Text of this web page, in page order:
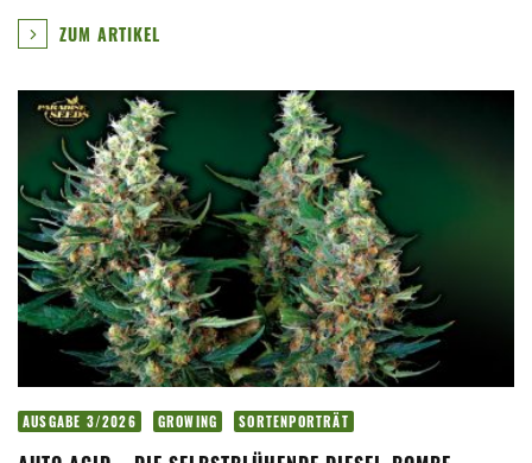
ZUM ARTIKEL
AUSGABE 3/2026 GROWING SORTENPORTRÄT